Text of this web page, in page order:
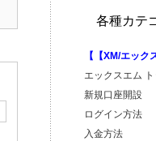
各種カテ
【【XM/エック
エックスエム
新規口座開設
ログイン方法
入金方法